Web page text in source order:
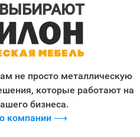
не просто металлическую
которые работают на
бизнеса.
о компании ⟶